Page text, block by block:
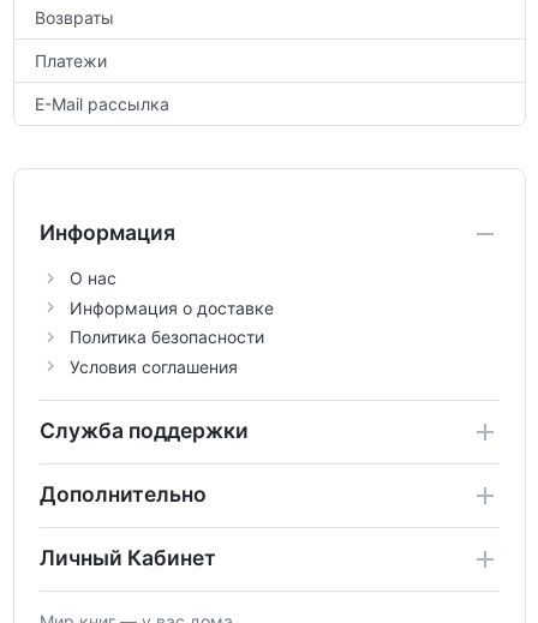
Возвраты
Платежи
E-Mail рассылка
Информация
О нас
Информация о доставке
Политика безопасности
Условия соглашения
Служба поддержки
Дополнительно
Личный Кабинет